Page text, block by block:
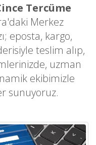
Tercüme
Merkez
eposta, kargo,
teslim alıp,
uzman
ekibimizle
sunuyoruz.